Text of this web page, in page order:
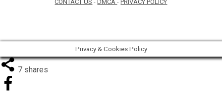
CONTACT US -DMCA-PRIVACY POLICY
Privacy & Cookies Policy
7 shares